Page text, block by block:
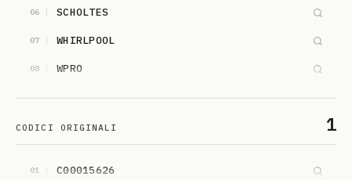
06 SCHOLTES
07 WHIRLPOOL
08 WPRO
CODICI ORIGINALI 1
01 C00015626